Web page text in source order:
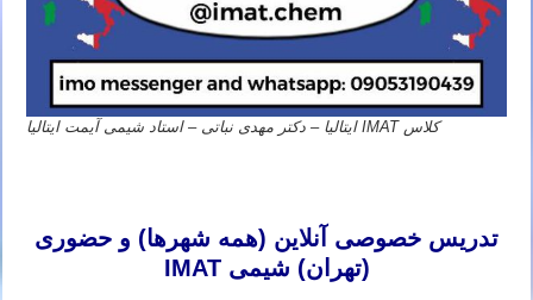
کلاس IMAT ایتالیا – دکتر مهدی نباتی – استاد شیمی آیمت ایتالیا
تدریس خصوصی آنلاین (همه شهرها) و حضوری
(تهران) شیمی IMAT